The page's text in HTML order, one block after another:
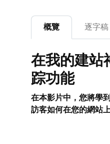
新增可供下載的
在您的網站上
第 9 課 (共 21 課)
在我的網站上
第 10 課 (共 21
概覽 逐字稿
在我的建站
踪功能
在本影片中，您將學
訪客如何在您的網站